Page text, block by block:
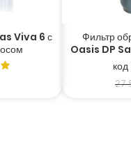
Viva 6 с
Фильтр
Oasis DP
27